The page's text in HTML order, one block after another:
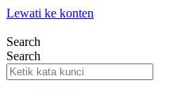
Lewati ke konten
Search
Search